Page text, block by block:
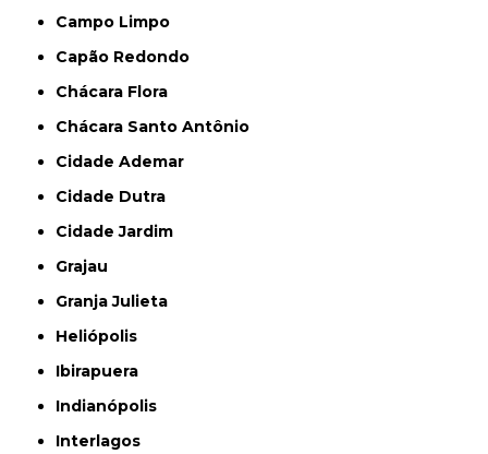
Campo Limpo
Capão Redondo
Chácara Flora
Chácara Santo Antônio
Cidade Ademar
Cidade Dutra
Cidade Jardim
Grajau
Granja Julieta
Heliópolis
Ibirapuera
Indianópolis
Interlagos